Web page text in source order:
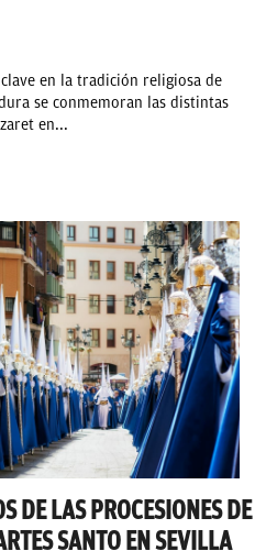
en la tradición religiosa de
se conmemoran las distintas
en...
DE LAS PROCESIONES DE
SANTO EN SEVILLA